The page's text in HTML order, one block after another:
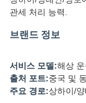
관세 처리 능력.
브랜드 정보
서비스 모델:해상 운
출처 포트:중국 및
주요 경로:상하이/